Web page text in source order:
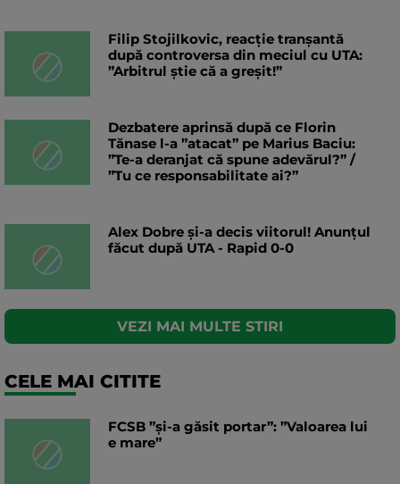
Filip Stojilkovic, reacție tranșantă
după controversa din meciul cu UTA:
”Arbitrul știe că a greșit!”
Dezbatere aprinsă după ce Florin
Tănase l-a ”atacat” pe Marius Baciu:
”Te-a deranjat că spune adevărul?” /
”Tu ce responsabilitate ai?”
Alex Dobre și-a decis viitorul! Anunțul
făcut după UTA - Rapid 0-0
VEZI MAI MULTE STIRI
CELE MAI CITITE
FCSB ”și-a găsit portar”: ”Valoarea lui
e mare”